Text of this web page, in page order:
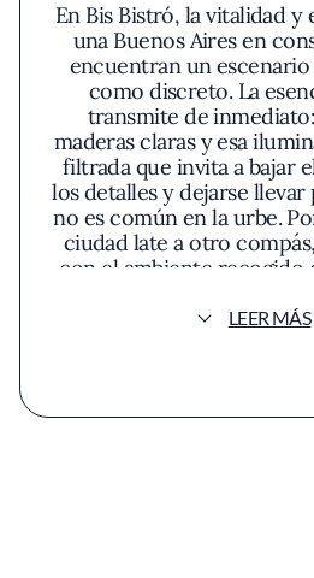
En Bis Bistró, la vitalidad
una Buenos Aires en
encuentran un
como discreto. La
transmite de
maderas claras y esa
filtrada que invita a bajar
los detalles y dejarse
no es común en la urbe.
ciudad late a otro
con el ambiente recogido
parecen orquestados
por el equilibrio honesto
LEER MÁS